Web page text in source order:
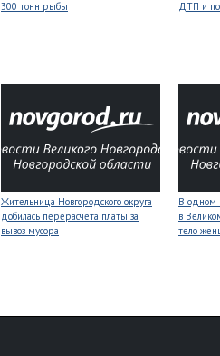
300 тонн рыбы
ДТП и
Жительница Новгородского округа
добилась перерасчёта платы за
вывоз мусора
В одном
в
тело